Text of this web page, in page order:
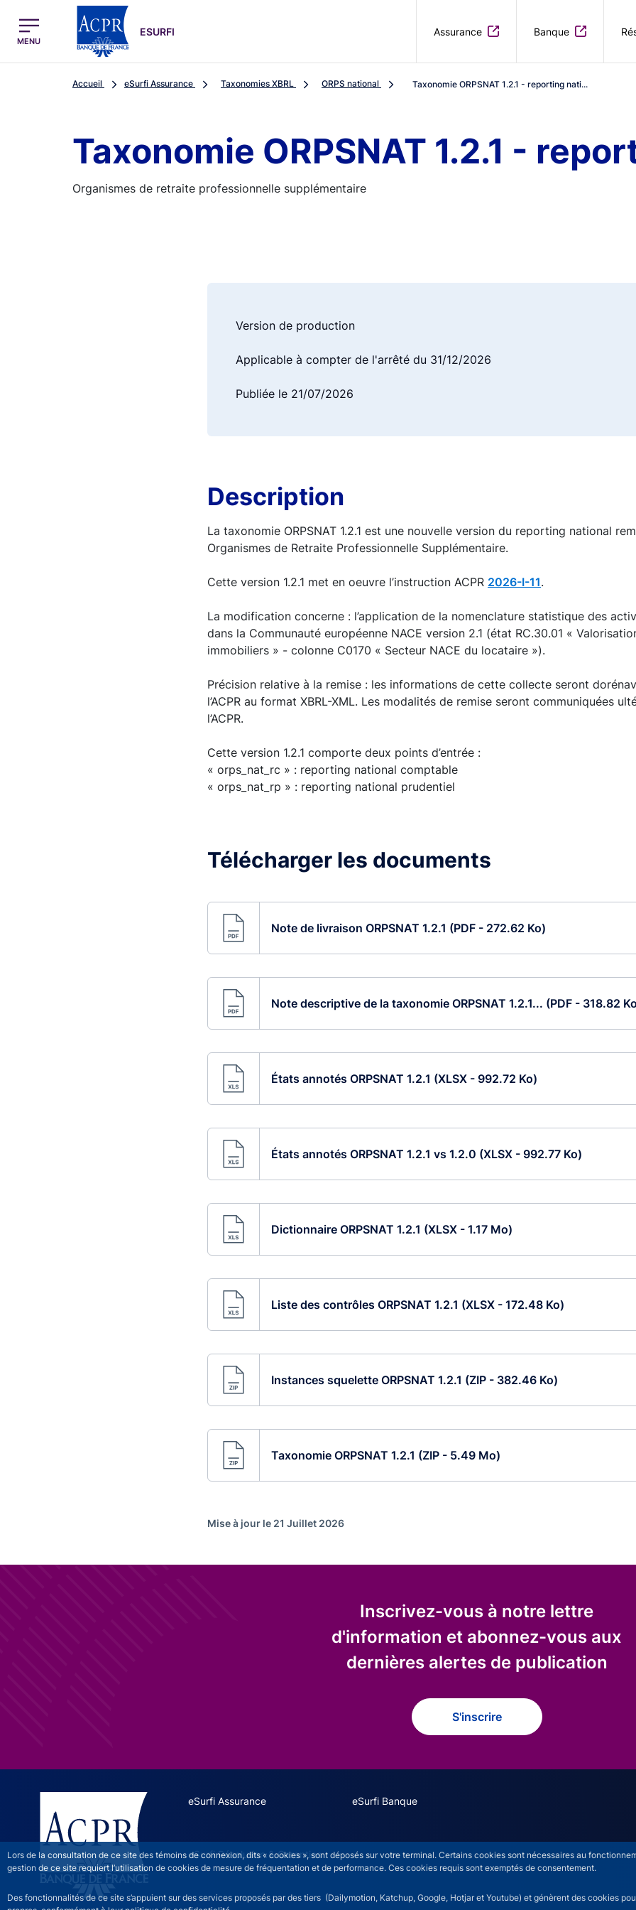
Lors de la consultation de ce site des témoins de connexion, dits « cookies », sont déposés sur votre terminal. Certains cookies sont nécessaires au
gestion de ce site requiert l’utilisation de cookies de mesure de fréquentation et de performance. Ces cookies requis sont exemptés de consentement.
Des fonctionnalités de ce site s’appuient sur des services proposés par des tiers (Dailymotion, Katchup, Google, Hotjar et Youtube) et génèrent des cookies
ESURFI Menu Principal
MENU
ESURFI Assurance Banque
Accueil eSurfi Assurance Taxonomies XBRL ORPS national Taxonomie ORPSNAT 1.2.1 - reporting nati...
Taxonomie ORPSNAT 1.2.1 -
Organismes de retraite professionnelle supplémentaire
Version de production
Applicable à compter de l'arrêté du 31/12/2026
Publiée le 21/07/2026
Description
La taxonomie ORPSNAT 1.2.1 est une nouvelle version du reporting national
Organismes de Retraite Professionnelle Supplémentaire.
Cette version 1.2.1 met en oeuvre l’instruction ACPR 2026-I-11.
La modification concerne : l’application de la nomenclature statistique des
dans la Communauté européenne NACE version 2.1 (état RC.30.01 «
immobiliers » - colonne C0170 « Secteur NACE du locataire »).
Précision relative à la remise : les informations de cette collecte seront
l’ACPR au format XBRL-XML. Les modalités de remise seront communiquées
l’ACPR.
Cette version 1.2.1 comporte deux points d’entrée :
« orps_nat_rc » : reporting national comptable
« orps_nat_rp » : reporting national prudentiel
Télécharger les documents
Note de livraison ORPSNAT 1.2.1 (PDF - 272.62 Ko)
Note descriptive de la taxonomie ORPSNAT 1.2.1... (PDF - 318.82
États annotés ORPSNAT 1.2.1 (XLSX - 992.72 Ko)
États annotés ORPSNAT 1.2.1 vs 1.2.0 (XLSX - 992.77 Ko)
Dictionnaire ORPSNAT 1.2.1 (XLSX - 1.17 Mo)
Liste des contrôles ORPSNAT 1.2.1 (XLSX - 172.48 Ko)
Instances squelette ORPSNAT 1.2.1 (ZIP - 382.46 Ko)
Taxonomie ORPSNAT 1.2.1 (ZIP - 5.49 Mo)
Mise à jour le 21 Juillet 2026
Inscrivez-vous à notre lettre
d'information et abonnez-vous aux
dernières alertes de publication
S'inscrire
ESURFI site navigation
eSurfi Assurance eSurfi Banque
eSurfi Résolution & Garanties